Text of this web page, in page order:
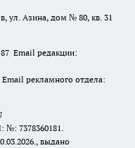
ул. Азина, дом № 80, кв. 31
Email редакции:
рекламного отдела:
7378360181.
выдано